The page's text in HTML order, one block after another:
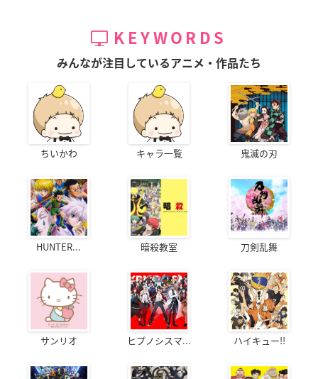
KEYWORDS
みんなが注目しているアニメ・作品たち
ちいかわ キャラ一覧 鬼滅の刃
HUNTER... 暗殺教室 刀剣乱舞
サンリオ ヒプノシスマ... ハイキュー!!